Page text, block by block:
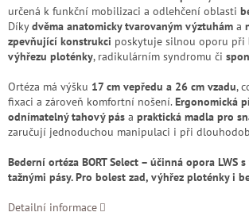
určená k funkční mobilizaci a odlehčení oblasti
Díkydvěma anatomicky tvarovaným výztuhám a
zpevňující konstrukci poskytuje silnou oporu při
výhřezu ploténky, radikulárním syndromu či
Ortéza má výšku 17 cm vepředu a 26 cm vzadu,
fixaci a zároveň komfortní nošení.Ergonomická
odnímatelný tahový pás a praktická madla pro
zaručují jednoduchou manipulaci i při
Bederní ortéza BORT Select – účinná opora LWS
tažnými pásy. Pro bolest zad, výhřez ploténky i
Detailní informace